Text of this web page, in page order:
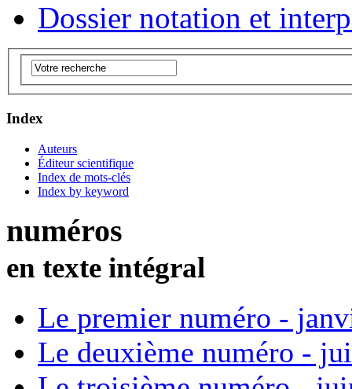
Dossier notation et
Index
Auteurs
Éditeur scientifique
Index de mots-clés
Index by keyword
numéros
en texte intégral
Le premier numéro -
Le deuxième numéro -